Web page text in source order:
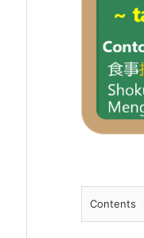
Contents
1.